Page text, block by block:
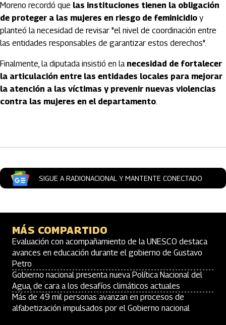
Moreno recordó que las instituciones tienen la obligación
de proteger a las mujeres en riesgo de feminicidio y
planteó la necesidad de revisar "el nivel de coordinación entre
las entidades responsables de garantizar estos derechos".
Finalmente, la diputada insistió en la necesidad de fortalecer
la articulación entre las entidades locales para mejorar
la atención a las víctimas y prevenir nuevas violencias
contra las mujeres en el departamento.
SIGUE A RADIONACIONAL Y MANTENTE CONECTADO
MÁS COMPARTIDO
Evaluación con acompañamiento de la UNESCO destaca
avances en educación durante el gobierno de Gustavo
Petro
Gobierno nacional presenta nueva Política Nacional del
Agua, de cara a los desafíos climáticos actuales
Más de 49 mil personas avanzan en procesos de
alfabetización impulsados por el Gobierno nacional